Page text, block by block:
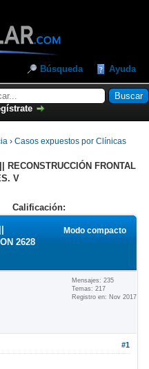
Búsqueda Ayuda
›Casos expuestos por Clínicas
RECONSTRUCCIÓN FRONTAL
V
Calificación:
Modo compacto
2628
Mensajes: 235
Temas: 217
Registro en: Nov 2017
#1